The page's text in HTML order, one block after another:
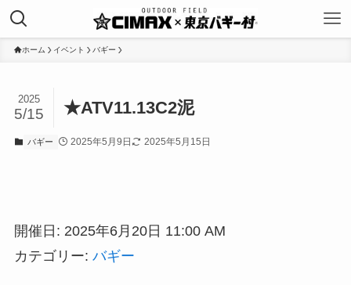
ホーム イベント バギー
★ATV11.13C2泥
2025
5/15
バギー 2025年5月9日 2025年5月15日
開催日: 2025年6月20日 11:00 AM
カテゴリー: バギー